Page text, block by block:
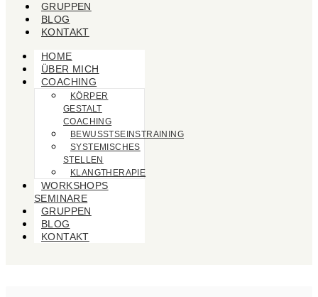
GRUPPEN
BLOG
KONTAKT
HOME
ÜBER MICH
COACHING
KÖRPER
GESTALT
COACHING
BEWUSSTSEINSTRAINING
SYSTEMISCHES
STELLEN
KLANGTHERAPIE
WORKSHOPS
SEMINARE
GRUPPEN
BLOG
KONTAKT